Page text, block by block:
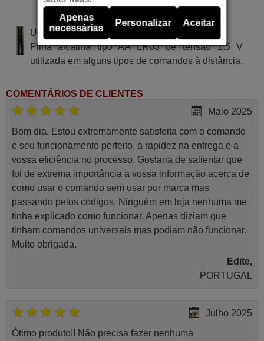
VR CGR-868-01B
Utiliza 2 pilhas do tipo AAA
Pilha alcalina tipo AA LR03 de tensão 1.5 V
utilizada em alguns tipos de comandos à distância.
COMENTÁRIOS DE CLIENTES
Maio 2025
Bom dia. Estou extremamente satisfeita com o comando
e seu funcionamento perfeito, a rapidez na entrega e a
vossa eficiência no processo. Gostaria de salientar que
foi de extrema importância a vossa informação acerca de
como usar o comando sem usar por marca mas
passando pelos códigos. Ninguém em loja nenhuma me
tinha explicado como funcionar. Apenas diziam que
tinham comandos universais mas podiam não funcionar.
Muito obrigada.
Edite,
PORTUGAL
Julho 2025
Ótimo produto!! Não precisa fazer nenhuma
Apenas
necessárias
Personalizar Aceitar